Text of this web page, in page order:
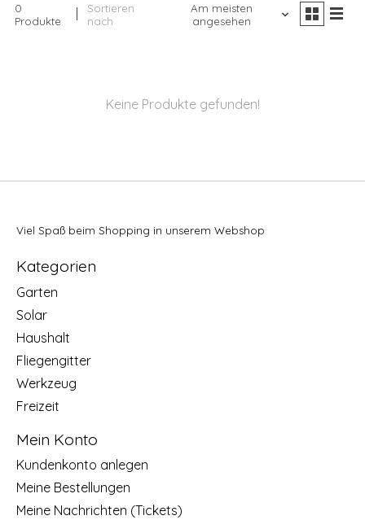
0
Produkte
Sortieren
nach
Am meisten
angesehen
Keine Produkte gefunden!
Viel Spaß beim Shopping in unserem Webshop
Kategorien
Garten
Solar
Haushalt
Fliegengitter
Werkzeug
Freizeit
Mein Konto
Kundenkonto anlegen
Meine Bestellungen
Meine Nachrichten (Tickets)